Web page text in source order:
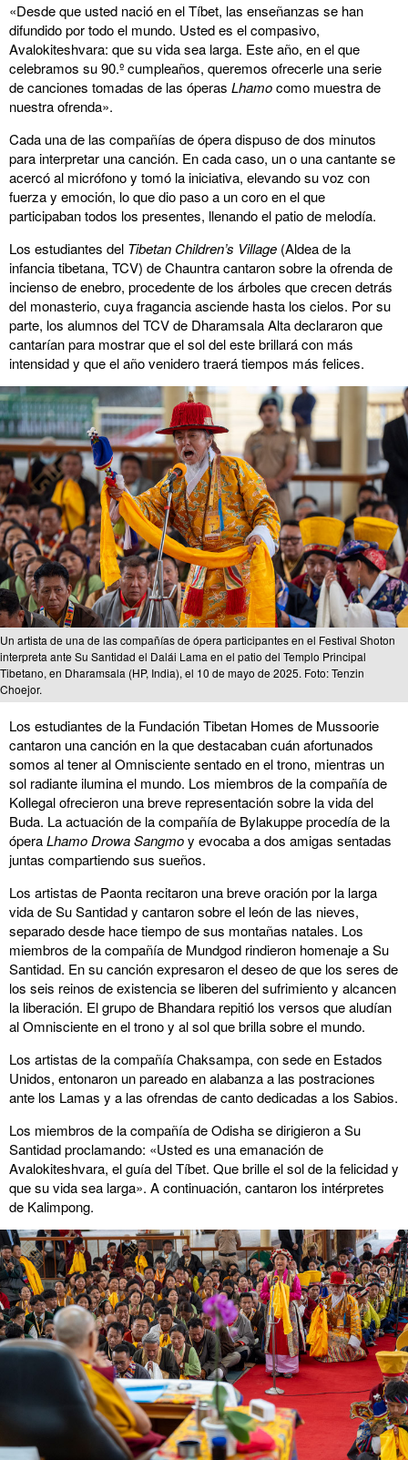
«Desde que usted nació en el Tíbet, las enseñanzas se han
difundido por todo el mundo. Usted es el compasivo,
Avalokiteshvara: que su vida sea larga. Este año, en el que
celebramos su 90.º cumpleaños, queremos ofrecerle una serie
de canciones tomadas de las óperas Lhamocomo muestra de
nuestra ofrenda».
Cada una de las compañías de ópera dispuso de dos minutos
para interpretar una canción. En cada caso, un o una cantante se
acercó al micrófono y tomó la iniciativa, elevando su voz con
fuerza y emoción, lo que dio paso a un coro en el que
participaban todos los presentes, llenando el patio de melodía.
Los estudiantes del Tibetan Children’s Village (Aldea de la
infancia tibetana, TCV) de Chauntra cantaron sobre la ofrenda de
incienso de enebro, procedente de los árboles que crecen detrás
del monasterio, cuya fragancia asciende hasta los cielos. Por su
parte, los alumnos del TCV de Dharamsala Alta declararon que
cantarían para mostrar que el sol del este brillará con más
intensidad y que el año venidero traerá tiempos más felices.
Un artista de una de las compañías de ópera participantes en el Festival Shoton
interpreta ante Su Santidad el Dalái Lama en el patio del Templo Principal
Tibetano, en Dharamsala (HP, India), el 10 de mayo de 2025. Foto: Tenzin
Choejor.
Los estudiantes de la Fundación Tibetan Homes de Mussoorie
cantaron una canción en la que destacaban cuán afortunados
somos al tener al Omnisciente sentado en el trono, mientras un
sol radiante ilumina el mundo. Los miembros de la compañía de
Kollegal ofrecieron una breve representación sobre la vida del
Buda. La actuación de la compañía de Bylakuppe procedía de la
óperaLhamo Drowa Sangmoy evocaba a dos amigas sentadas
juntas compartiendo sus sueños.
Los artistas de Paonta recitaron una breve oración por la larga
vida de Su Santidad y cantaron sobre el león de las nieves,
separado desde hace tiempo de sus montañas natales. Los
miembros de la compañía de Mundgod rindieron homenaje a Su
Santidad. En su canción expresaron el deseo de que los seres de
los seis reinos de existencia se liberen del sufrimiento y alcancen
la liberación. El grupo de Bhandara repitió los versos que aludían
al Omnisciente en el trono y al sol que brilla sobre el mundo.
Los artistas de la compañía Chaksampa, con sede en Estados
Unidos, entonaron un pareado en alabanza a las postraciones
ante los Lamas y a las ofrendas de canto dedicadas a los Sabios.
Los miembros de la compañía de Odisha se dirigieron a Su
Santidad proclamando: «Usted es una emanación de
Avalokiteshvara, el guía del Tíbet. Que brille el sol de la felicidad y
que su vida sea larga». A continuación, cantaron los intérpretes
de Kalimpong.